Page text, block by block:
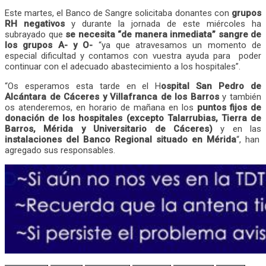
Este martes, el Banco de Sangre solicitaba donantes con grupos
RH negativos y durante la jornada de este miércoles ha
subrayado que se necesita “de manera inmediata” sangre de
los grupos A- y O- “ya que atravesamos un momento de
especial dificultad y contamos con vuestra ayuda para poder
continuar con el adecuado abastecimiento a los hospitales”.
“Os esperamos esta tarde en el Hospital San Pedro de
Alcántara de Cáceres y Villafranca de los Barrosy también
os atenderemos, en horario de mañana en los puntos fijos de
donación de los hospitales (excepto Talarrubias, Tierra de
Barros, Mérida y Universitario de Cáceres)y en las
instalaciones del Banco Regional situado en Mérida“, han
agregado sus responsables.